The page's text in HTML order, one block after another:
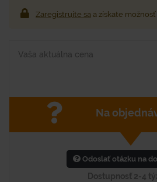
Zaregistrujte sa a získate
Vaša aktuálna cena
Na
Odoslať otázku na
Dostupnosť 2-4